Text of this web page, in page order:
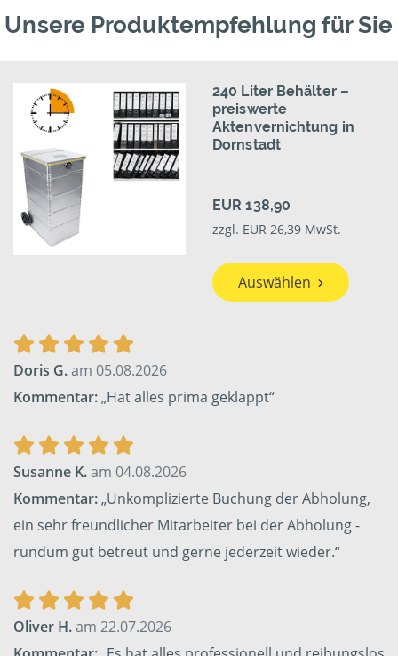
Unsere Produktempfehlung für Sie
240 Liter Behälter –
preiswerte
Aktenvernichtung in
Dornstadt
EUR 138,90
zzgl. EUR 26,39 MwSt.
Auswählen
Doris G.am 05.08.2026
Kommentar:„Hat alles prima geklappt“
Susanne K.am 04.08.2026
Kommentar:„Unkomplizierte Buchung der Abholung,
ein sehr freundlicher Mitarbeiter bei der Abholung -
rundum gut betreut und gerne jederzeit wieder.“
Oliver H.am 22.07.2026